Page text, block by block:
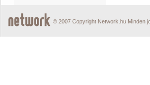
© 2007 Copyright Network.hu Minden